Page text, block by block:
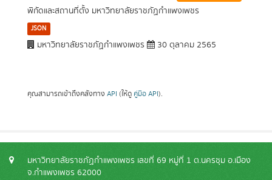
พิกัดและสถานที่ตั้ง มหาวิทยาลัยราชภัฏกำแพงเพชร
JSON
มหาวิทยาลัยราชภัฏกำแพงเพชร 30 ตุลาคม 2565
คุณสามารถเข้าถึงคลังทาง API (ให้ดู คู่มือ API).
มหาวิทยาลัยราชภัฏกำแพงเพชร เลขที่ 69 หมู่ที่ 1 ต.นครชุม อ.เมือง
จ.กำแพงเพชร 62000